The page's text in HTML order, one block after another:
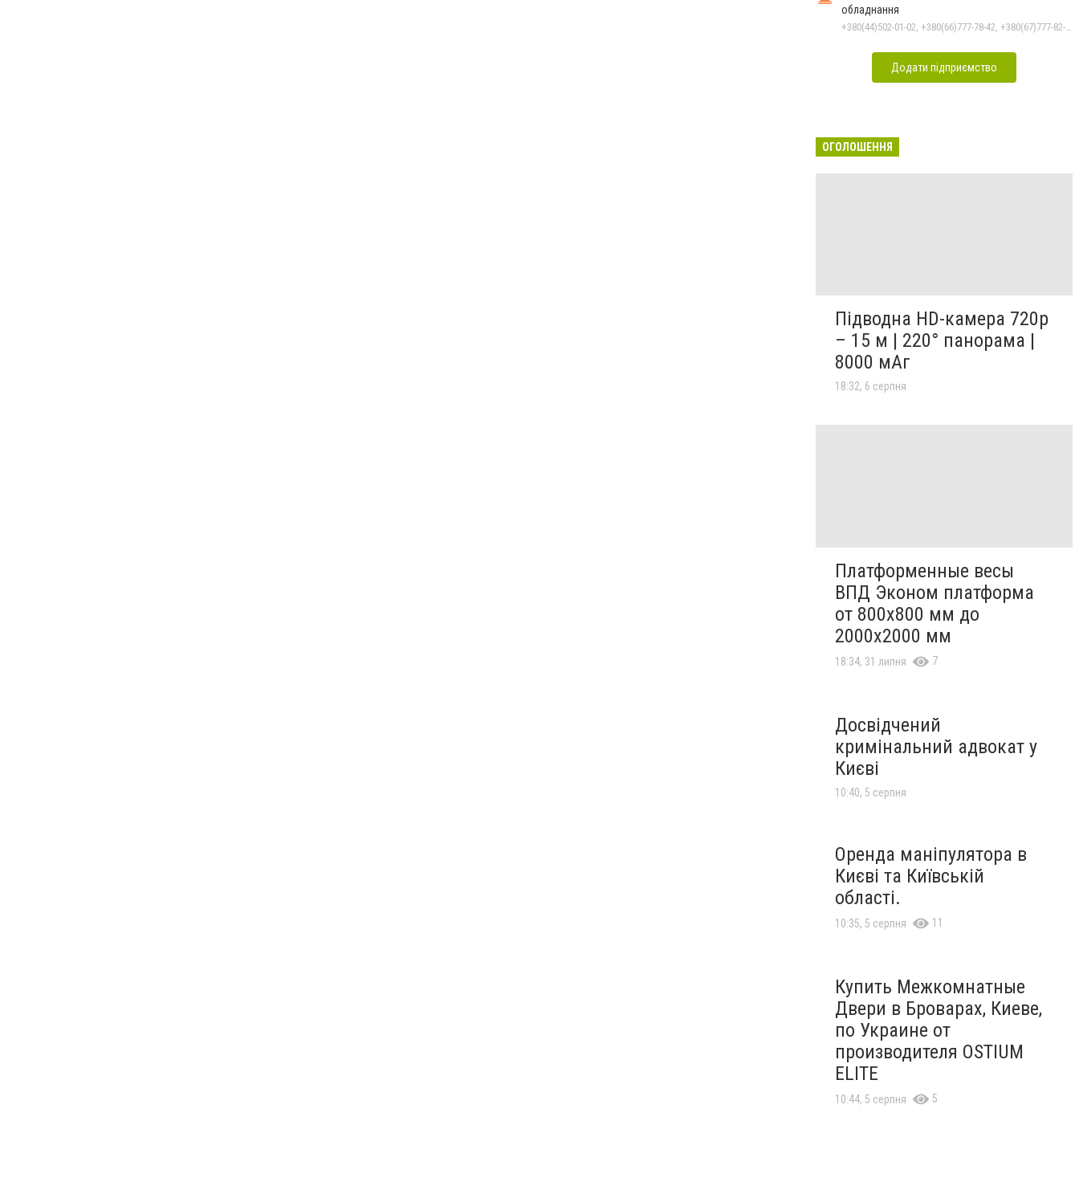
обладнання
+380(44)502-01-02, +380(66)777-78-42, +380(67)777-82-19, +380(67)890-80-80, +380(73)890-80-80, +380(44)502-01-03
Додати підприємство
ОГОЛОШЕННЯ
Підводна HD-камера 720p
– 15 м | 220° панорама |
8000 мАг
18:32, 6 серпня
Платформенные весы
ВПД Эконом платформа
от 800х800 мм до
2000х2000 мм
18:34, 31 липня 7
Досвідчений
кримінальний адвокат у
Києві
10:40, 5 серпня
Оренда маніпулятора в
Києві та Київській
області.
10:35, 5 серпня 11
Купить Межкомнатные
Двери в Броварах, Киеве,
по Украине от
производителя OSTIUM
ELITE
10:44, 5 серпня 5